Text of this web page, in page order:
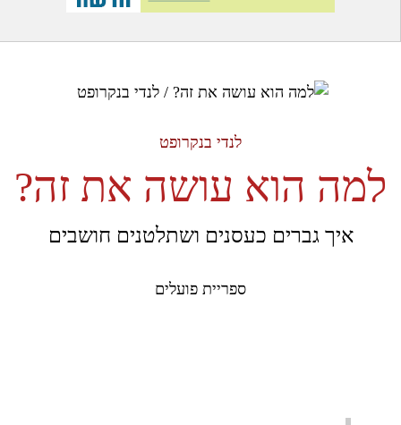
לנדי בנקרופט
למה הוא עושה את זה?
איך גברים כעסנים ושתלטנים חושבים
ספריית פועלים